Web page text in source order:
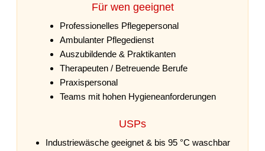
Für wen geeignet
Professionelles Pflegepersonal
Ambulanter Pflegedienst
Auszubildende & Praktikanten
Therapeuten / Betreuende Berufe
Praxispersonal
Teams mit hohen Hygieneanforderungen
USPs
Industriewäsche geeignet & bis 95 °C waschbar